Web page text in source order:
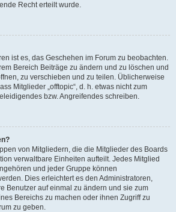
Recht erteilt wurde.
ist es, das Geschehen im Forum zu beobachten.
Bereich Beiträge zu ändern und zu löschen und
zu verschieben und zu teilen. Üblicherweise
Mitglieder „offtopic“, d. h. etwas nicht zum
bzw. Angreifendes schreiben.
von Mitgliedern, die die Mitglieder des Boards
verwaltbare Einheiten aufteilt. Jedes Mitglied
und jeder Gruppe können
Dies erleichtert es den Administratoren,
Benutzer auf einmal zu ändern und sie zum
Bereichs zu machen oder ihnen Zugriff zu
zu geben.